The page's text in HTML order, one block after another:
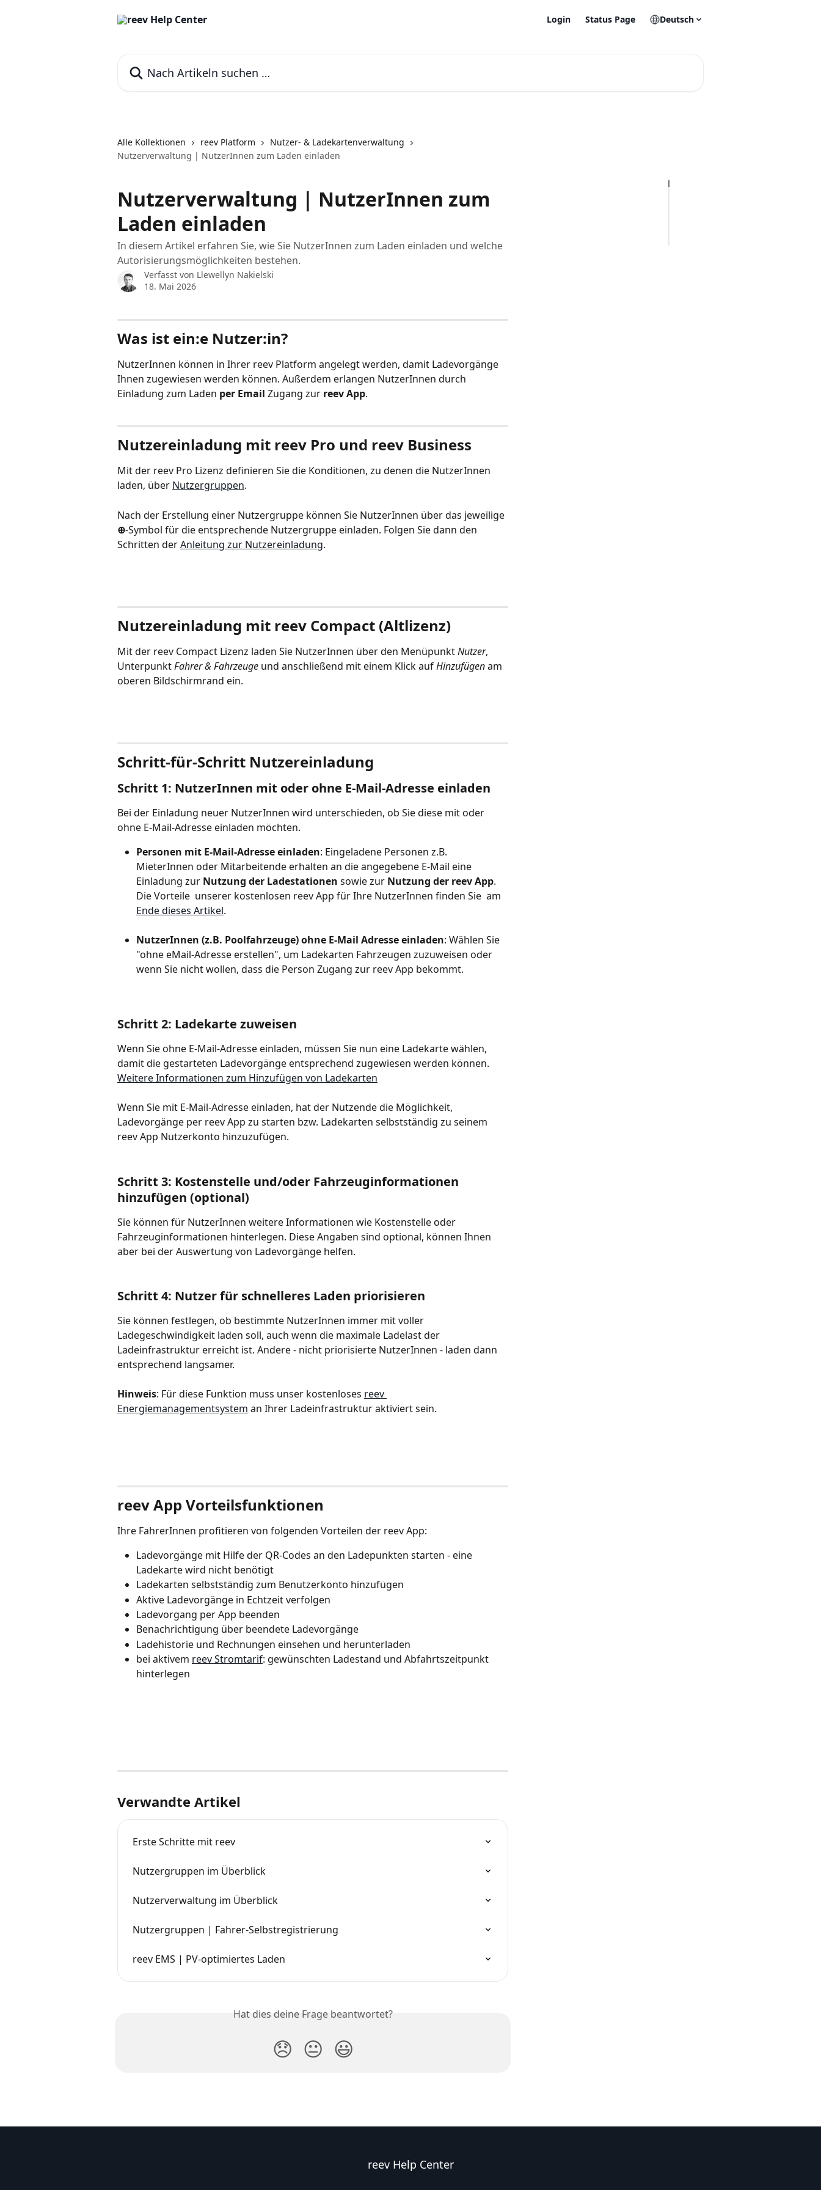
Login Status Page Deutsch
Alle Kollektionen reev Platform
Nutzer- & Ladekartenverwaltung
Nutzerverwaltung | NutzerInnen zum Laden einladen
Nutzerverwaltung | NutzerInnen zum
Laden einladen
In diesem Artikel erfahren Sie, wie Sie NutzerInnen zum Laden einladen und welche
Autorisierungsmöglichkeiten bestehen.
Verfasst von Llewellyn Nakielski
18. Mai 2026
Was ist ein:e Nutzer:in?
NutzerInnen können in Ihrer reev Platform angelegt werden, damit Ladevorgänge
Ihnen zugewiesen werden können. Außerdem erlangen NutzerInnen durch
Einladung zum Laden per Email Zugang zur reev App.
Nutzereinladung mit reev Pro und reev Business
Mit der reev Pro Lizenz definieren Sie die Konditionen, zu denen die NutzerInnen
laden, über Nutzergruppen.
Nach der Erstellung einer Nutzergruppe können Sie NutzerInnen über das jeweilige
⊕-Symbol für die entsprechende Nutzergruppe einladen. Folgen Sie dann den
Schritten der Anleitung zur Nutzereinladung.
Nutzereinladung mit reev Compact (Altlizenz)
Mit der reev Compact Lizenz laden Sie NutzerInnen über den Menüpunkt Nutzer,
Unterpunkt Fahrer & Fahrzeuge und anschließend mit einem Klick auf Hinzufügen am
oberen Bildschirmrand ein.
Schritt-für-Schritt Nutzereinladung
Schritt 1: NutzerInnen mit oder ohne E-Mail-Adresse einladen
Bei der Einladung neuer NutzerInnen wird unterschieden, ob Sie diese mit oder
ohne E-Mail-Adresse einladen möchten.
Personen mit E-Mail-Adresse einladen: Eingeladene Personen z.B.
MieterInnen oder Mitarbeitende erhalten an die angegebene E-Mail eine
Einladung zur Nutzung der Ladestationen sowie zur Nutzung der reev App.
Die Vorteile  unserer kostenlosen reev App für Ihre NutzerInnen finden Sie  am
Ende dieses Artikel.
NutzerInnen (z.B. Poolfahrzeuge) ohne E-Mail Adresse einladen: Wählen Sie
"ohne eMail-Adresse erstellen", um Ladekarten Fahrzeugen zuzuweisen oder
wenn Sie nicht wollen, dass die Person Zugang zur reev App bekommt.
Schritt 2: Ladekarte zuweisen
Wenn Sie ohne E-Mail-Adresse einladen, müssen Sie nun eine Ladekarte wählen,
damit die gestarteten Ladevorgänge entsprechend zugewiesen werden können.
Weitere Informationen zum Hinzufügen von Ladekarten
Wenn Sie mit E-Mail-Adresse einladen, hat der Nutzende die Möglichkeit,
Ladevorgänge per reev App zu starten bzw. Ladekarten selbstständig zu seinem
reev App Nutzerkonto hinzuzufügen.
Schritt 3: Kostenstelle und/oder Fahrzeuginformationen
hinzufügen (optional)
Sie können für NutzerInnen weitere Informationen wie Kostenstelle oder
Fahrzeuginformationen hinterlegen. Diese Angaben sind optional, können Ihnen
aber bei der Auswertung von Ladevorgänge helfen.
Schritt 4: Nutzer für schnelleres Laden priorisieren
Sie können festlegen, ob bestimmte NutzerInnen immer mit voller
Ladegeschwindigkeit laden soll, auch wenn die maximale Ladelast der
Ladeinfrastruktur erreicht ist. Andere - nicht priorisierte NutzerInnen - laden dann
entsprechend langsamer.
Hinweis: Für diese Funktion muss unser kostenloses reev
Energiemanagementsystem an Ihrer Ladeinfrastruktur aktiviert sein.
reev App Vorteilsfunktionen
Ihre FahrerInnen profitieren von folgenden Vorteilen der reev App:
Ladevorgänge mit Hilfe der QR-Codes an den Ladepunkten starten - eine
Ladekarte wird nicht benötigt
Ladekarten selbstständig zum Benutzerkonto hinzufügen
Aktive Ladevorgänge in Echtzeit verfolgen
Ladevorgang per App beenden
Benachrichtigung über beendete Ladevorgänge
Ladehistorie und Rechnungen einsehen und herunterladen
bei aktivem reev Stromtarif: gewünschten Ladestand und Abfahrtszeitpunkt
hinterlegen
Verwandte Artikel
Erste Schritte mit reev
Nutzergruppen im Überblick
Nutzerverwaltung im Überblick
Nutzergruppen | Fahrer-Selbstregistrierung
reev EMS | PV-optimiertes Laden
Hat dies deine Frage beantwortet?
😞 😐 😃
reev Help Center